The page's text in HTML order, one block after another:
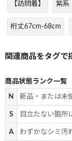
【訪問着】 紫系
裄丈67cm-68cm
商品状態ランク一覧
N 新品・または未
S 目立たない箇所
A わずかなシミ汚